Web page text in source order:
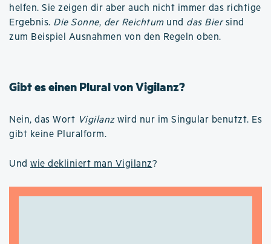
helfen. Sie zeigen dir aber auch nicht immer das richtige
Ergebnis. Die Sonne, der Reichtumund das Biersind
zum Beispiel Ausnahmen von den Regeln oben.
Gibt es einen Plural von Vigilanz?
Nein, das Wort Vigilanzwird nur im Singular benutzt. Es
gibt keine Pluralform.
Und wie dekliniert man Vigilanz?